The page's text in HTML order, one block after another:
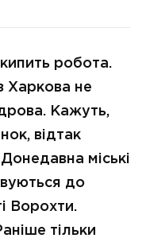
робота.
Харкова не
Кажуть,
відтак
міські
до
Ворохти.
тільки